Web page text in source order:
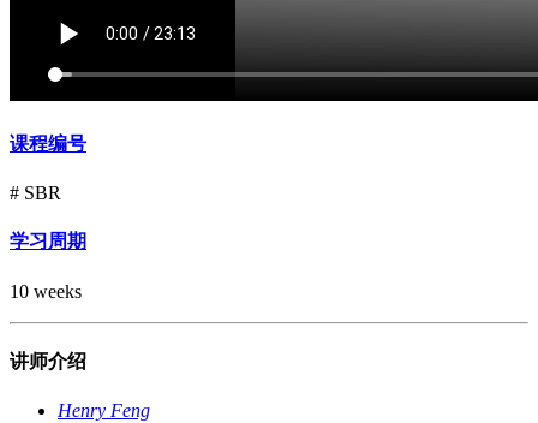
课程编号
# SBR
学习周期
10 weeks
讲师介绍
Henry Feng